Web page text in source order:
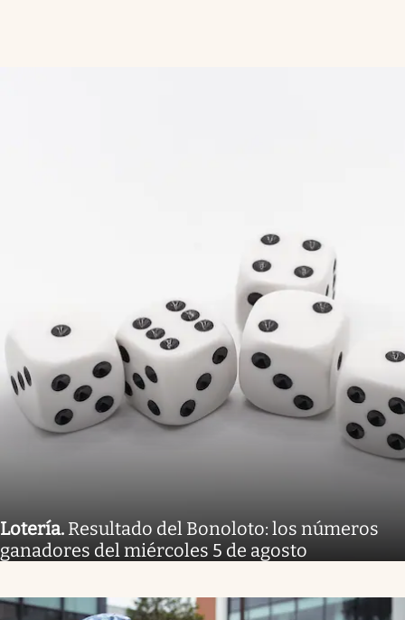
Lotería. Resultado del Bonoloto: los números
ganadores del miércoles 5 de agosto